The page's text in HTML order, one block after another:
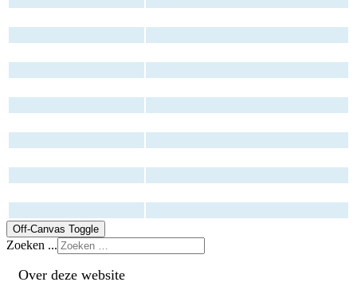
Off-Canvas Toggle
Zoeken ...
Over deze website